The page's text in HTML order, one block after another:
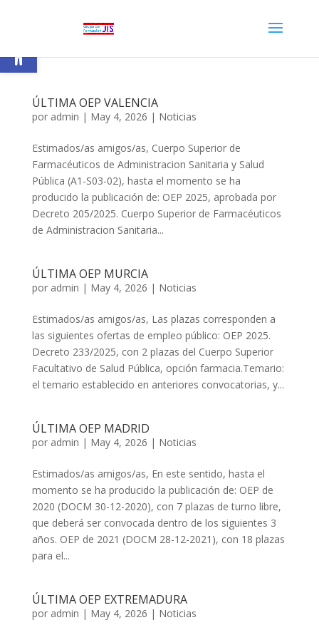
Abrir barra de herramientas
ÚLTIMA OEP VALENCIA
por admin | May 4, 2026 | Noticias
Estimados/as amigos/as, Cuerpo Superior de
Farmacéuticos de Administracion Sanitaria y Salud
Pública (A1-S03-02), hasta el momento se ha
producido la publicación de: OEP 2025, aprobada por
Decreto 205/2025. Cuerpo Superior de Farmacéuticos
de Administracion Sanitaria...
ÚLTIMA OEP MURCIA
por admin | May 4, 2026 | Noticias
Estimados/as amigos/as, Las plazas corresponden a
las siguientes ofertas de empleo público: OEP 2025.
Decreto 233/2025, con 2 plazas del Cuerpo Superior
Facultativo de Salud Pública, opción farmacia.Temario:
el temario establecido en anteriores convocatorias, y...
ÚLTIMA OEP MADRID
por admin | May 4, 2026 | Noticias
Estimados/as amigos/as, En este sentido, hasta el
momento se ha producido la publicación de: OEP de
2020 (DOCM 30-12-2020), con 7 plazas de turno libre,
que deberá ser convocada dentro de los siguientes 3
años. OEP de 2021 (DOCM 28-12-2021), con 18 plazas
para el...
ÚLTIMA OEP EXTREMADURA
por admin | May 4, 2026 | Noticias